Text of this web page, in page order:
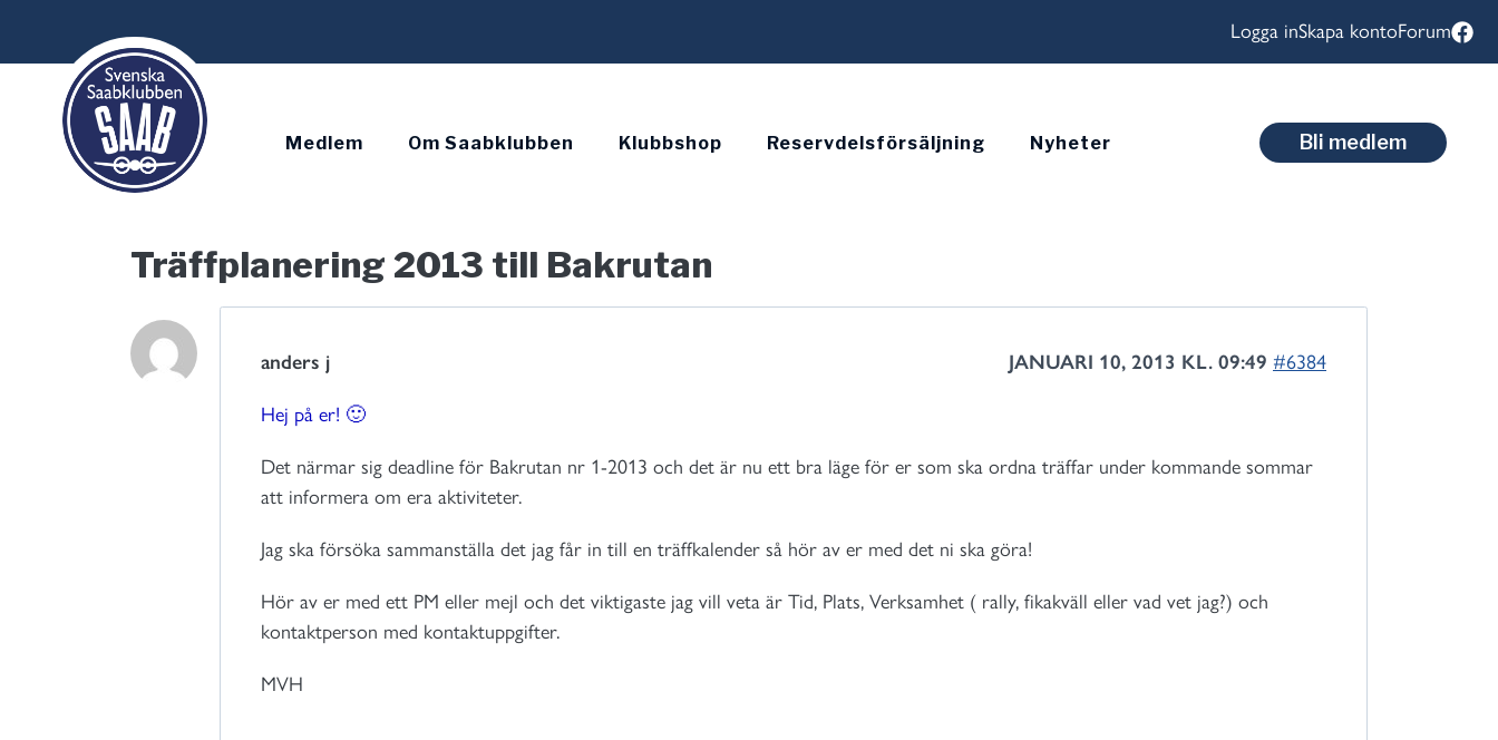
Logga inSkapa kontoForum
Medlem Om Saabklubben Klubbshop Reservdelsförsäljning Nyheter Bli medlem
Träffplanering 2013 till Bakrutan
anders j JANUARI 10, 2013 KL. 09:49 #6384
Hej på er! 🙂
Det närmar sig deadline för Bakrutan nr 1-2013 och det är nu ett bra läge för er som ska ordna träffar under kommande sommar
att informera om era aktiviteter.
Jag ska försöka sammanställa det jag får in till en träffkalender så hör av er med det ni ska göra!
Hör av er med ett PM eller mejl och det viktigaste jag vill veta är Tid, Plats, Verksamhet ( rally, fikakväll eller vad vet jag?) och
kontaktperson med kontaktuppgifter.
MVH